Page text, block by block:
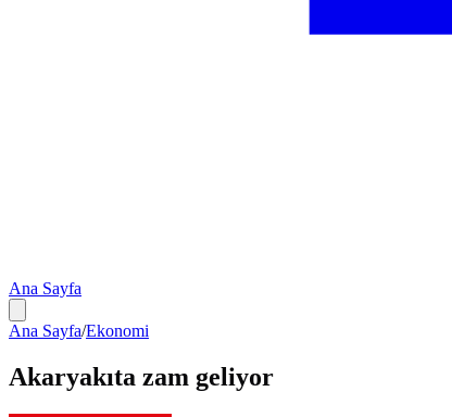
Ana Sayfa
Ana Sayfa/Ekonomi
Akaryakıta zam geliyor